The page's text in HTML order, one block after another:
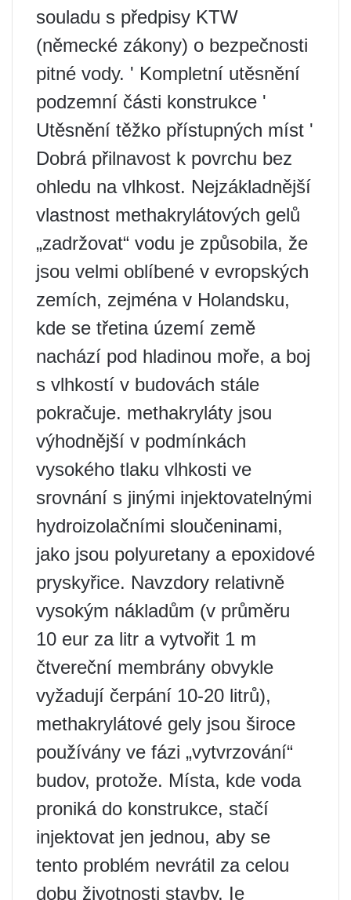
souladu s předpisy KTW
(německé zákony) o bezpečnosti
pitné vody. ' Kompletní utěsnění
podzemní části konstrukce '
Utěsnění těžko přístupných míst '
Dobrá přilnavost k povrchu bez
ohledu na vlhkost. Nejzákladnější
vlastnost methakrylátových gelů
„zadržovat“ vodu je způsobila, že
jsou velmi oblíbené v evropských
zemích, zejména v Holandsku,
kde se třetina území země
nachází pod hladinou moře, a boj
s vlhkostí v budovách stále
pokračuje. methakryláty jsou
výhodnější v podmínkách
vysokého tlaku vlhkosti ve
srovnání s jinými injektovatelnými
hydroizolačními sloučeninami,
jako jsou polyuretany a epoxidové
pryskyřice. Navzdory relativně
vysokým nákladům (v průměru
10 eur za litr a vytvořit 1 m
čtvereční membrány obvykle
vyžadují čerpání 10-20 litrů),
methakrylátové gely jsou široce
používány ve fázi „vytvrzování“
budov, protože. Místa, kde voda
proniká do konstrukce, stačí
injektovat jen jednou, aby se
tento problém nevrátil za celou
dobu životnosti stavby. Ie